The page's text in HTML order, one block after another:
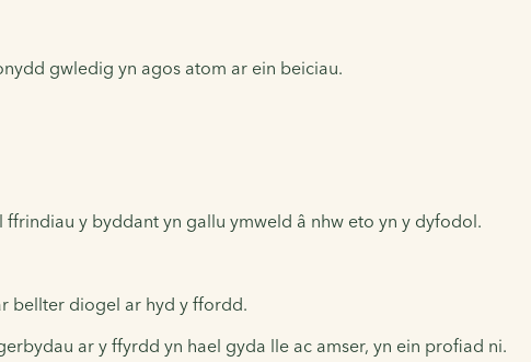
gwledig yn agos atom ar ein beiciau.
y byddant yn gallu ymweld â nhw eto yn y dyfodol.
bellter diogel ar hyd y ffordd.
ar y ffyrdd yn hael gyda lle ac amser, yn ein profiad ni.